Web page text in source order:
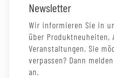
Newsletter
Wir informieren Sie in
über Produktneuheiten,
Veranstaltungen. Sie
verpassen? Dann
an.